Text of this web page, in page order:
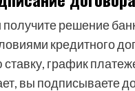
решение
кредитного
график
вы подписываете